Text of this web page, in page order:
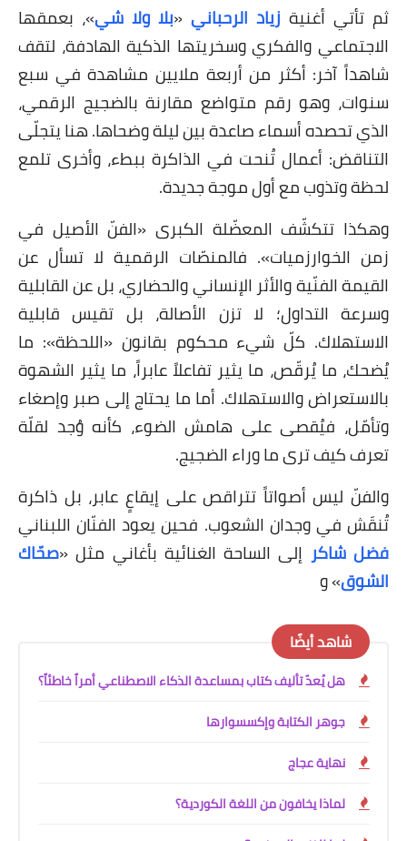
ثم تأتي أغنية زياد الرحباني «بلا ولا شي»، بعمقها
الاجتماعي والفكري وسخريتها الذكية الهادفة، لتقف
شاهداً آخر: أكثر من أربعة ملايين مشاهدة في سبع
سنوات، وهو رقم متواضع مقارنة بالضجيج الرقمي،
الذي تحصده أسماء صاعدة بين ليلة وضحاها. هنا يتجلّى
التناقض: أعمال تُنحت في الذاكرة ببطء، وأخرى تلمع
لحظة وتذوب مع أول موجة جديدة.
وهكذا تتكشّف المعضّلة الكبرى «الفنّ الأصيل في
زمن الخوارزميات». فالمنصّات الرقمية لا تسأل عن
القيمة الفنّية والأثر الإنساني والحضاري، بل عن القابلية
وسرعة التداول؛ لا تزن الأصالة، بل تقيس قابلية
الاستهلاك. كلّ شيء محكوم بقانون «اللحظة»: ما
يُضحك، ما يُرقّص، ما يثير تفاعلاً عابراً، ما يثير الشهوة
بالاستعراض والاستهلاك. أما ما يحتاج إلى صبر وإصغاء
وتأمّل، فيُقصى على هامش الضوء، كأنه وُجد لقلّة
تعرف كيف ترى ما وراء الضجيج.
والفنّ ليس أصواتاً تتراقص على إيقاعٍ عابر، بل ذاكرة
تُنقَش في وجدان الشعوب. فحين يعود الفنّان اللبناني
فضل شاكر إلى الساحة الغنائية بأغاني مثل «صحّاك
الشوق» و
شاهد أيضًا
هل يُعدّ تأليف كتاب بمساعدة الذكاء الاصطناعي أمراً خاطئاً؟
جوهر الكتابة وإكسسوارها
نهاية عجاج
لماذا يخافون من اللغة الكوردية؟